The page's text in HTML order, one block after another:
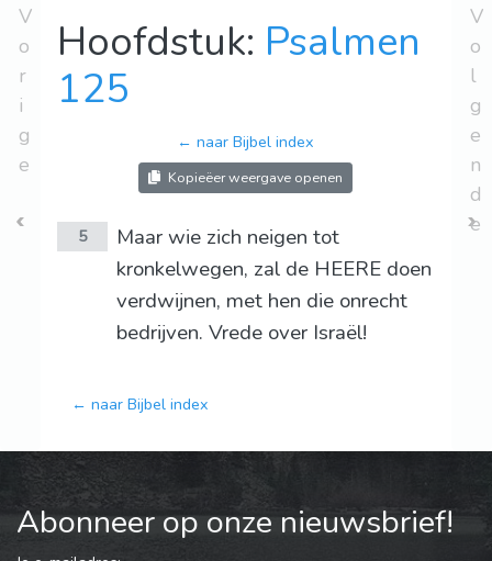
V
o
r
i
g
e
Hoofdstuk: Psalmen
125
← naar Bijbel index
Kopieëer weergave openen
5
Maar wie zich neigen tot
kronkelwegen, zal de HEERE doen
verdwijnen, met hen die onrecht
bedrijven. Vrede over Israël!
← naar Bijbel index
V
o
l
g
e
n
d
e
Abonneer op onze nieuwsbrief!